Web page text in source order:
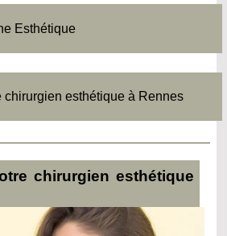
Esthétique
chirurgien esthétique à Rennes
chirurgien esthétique